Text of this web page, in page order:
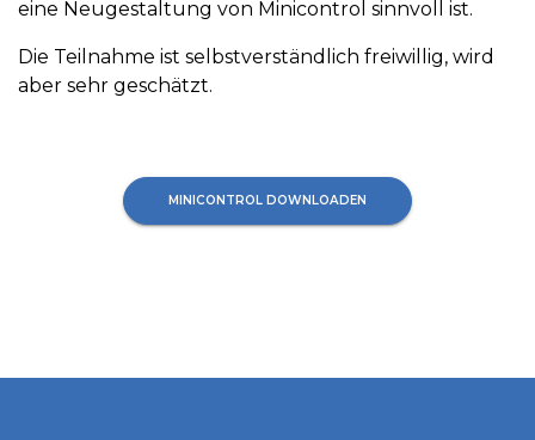
eine Neugestaltung von Minicontrol sinnvoll ist.
Die Teilnahme ist selbstverständlich freiwillig, wird
aber sehr geschätzt.
MINICONTROL DOWNLOADEN